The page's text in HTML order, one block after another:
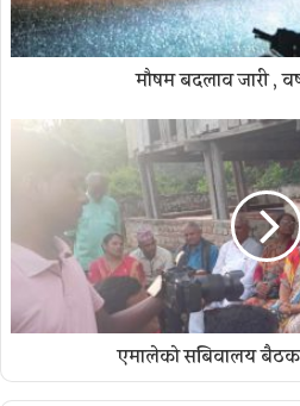
मौषम बदलाव जारी ,
एमालेको सबिवालय